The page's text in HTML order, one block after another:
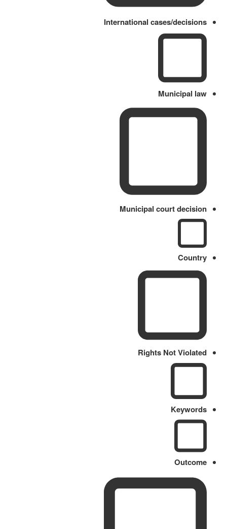
International cases/decisions
Municipal law
Municipal court decision
Country
Rights Not Violated
Keywords
Outcome